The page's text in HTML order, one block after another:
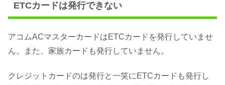
ETCカードは発行できない
アコムACマスターカードはETCカードを発行していませ
ん。また、家族カードも発行していません。
クレジットカードのは発行と一笑にETCカードも発行し